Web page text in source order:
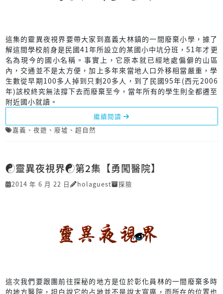
這集的靈異夜視界要帶大家到嘉義大林鎮的一間廢棄小學，據了
解這間學校前身是民國41年所設立的某國小中坑分班，51年才更
名為現今的國小名稱。事實上，它原本就已經地處偏僻的山區
內，交通並不是太方便，加上多年來當地人口外移相當嚴重，學
生數從早期100多人掉到只剩20多人，到了民國95年(西元2006
年)該校終究無法撐下去而廢棄至今，當年所有的學生則全都遷至
附近國小就讀。
繼續閱讀
嘉義 、 夜遊 、 廢墟 、 超自然
☯靈異夜視界☯第2集【勇闖醫院】
2014 年 6 月 22 日 holaguest 探險
這次我們要跟團前往探秘的地方是位於彰化員林的一間廢棄多時
的地方醫院，坦白說它的占地並不是說太寬廣，而所在的位置也